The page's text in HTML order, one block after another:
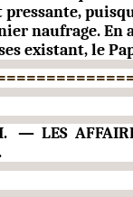
pres­sante,
naufrage. En
existant, le
— LES